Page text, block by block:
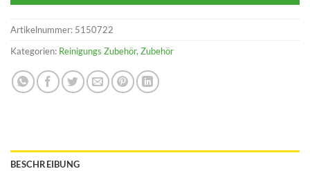
Artikelnummer: 5150722
Kategorien: Reinigungs Zubehör, Zubehör
BESCHREIBUNG